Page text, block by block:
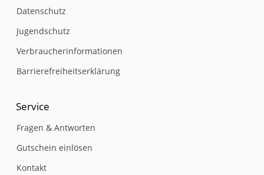
Datenschutz
Jugendschutz
Verbraucherinformationen
Barrierefreiheitserklärung
Service
Fragen & Antworten
Gutschein einlösen
Kontakt